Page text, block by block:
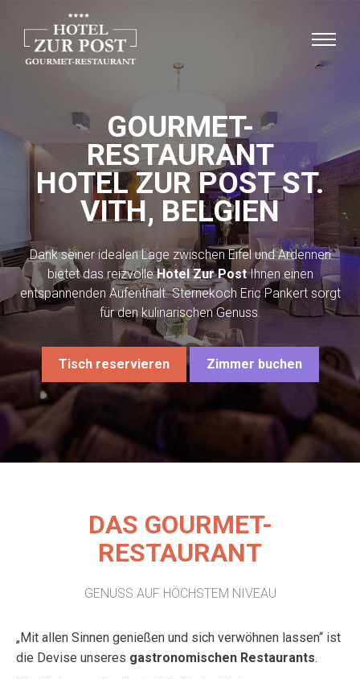
GOURMET-
RESTAURANT
HOTEL ZUR POST ST.
VITH, BELGIEN
Dank seiner idealen Lage zwischen Eifel und Ardennen
bietet das reizvolleHotel Zur PostIhnen einen
entspannenden Aufenthalt. Sternekoch Eric Pankert sorgt
für den kulinarischen Genuss.
Tisch reservieren Zimmer buchen
DAS GOURMET-
RESTAURANT
GENUSS AUF HÖCHSTEM NIVEAU
„Mit allen Sinnen genießen und sich verwöhnen lassen“ ist
die Devise unseres gastronomischen Restaurants.